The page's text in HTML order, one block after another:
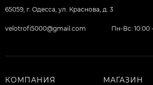
65059, г. Одесса, ул. Краснова, д. 3
velotrofi5000@gmail.com Пн-Вс: 10:00
КОМПАНИЯ МАГАЗИН